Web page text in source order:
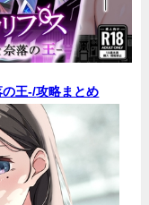
の王-/攻略まとめ